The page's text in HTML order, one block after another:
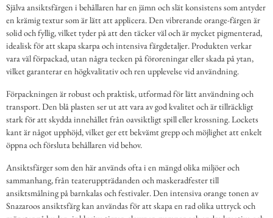
Själva ansiktsfärgen i behållaren har en jämn och slät konsistens som antyder
en krämig textur som är lätt att applicera. Den vibrerande orange-färgen är
solid och fyllig, vilket tyder på att den täcker väl och är mycket pigmenterad,
idealisk för att skapa skarpa och intensiva färgdetaljer. Produkten verkar
vara väl förpackad, utan några tecken på föroreningar eller skada på ytan,
vilket garanterar en högkvalitativ och ren upplevelse vid användning.
Förpackningen är robust och praktisk, utformad för lätt användning och
transport. Den blå plasten ser ut att vara av god kvalitet och är tillräckligt
stark för att skydda innehållet från oavsiktligt spill eller krossning. Lockets
kant är något upphöjd, vilket ger ett bekvämt grepp och möjlighet att enkelt
öppna och försluta behållaren vid behov.
Ansiktsfärger som den här används ofta i en mängd olika miljöer och
sammanhang, från teateruppträdanden och maskeradfester till
ansiktsmålning på barnkalas och festivaler. Den intensiva orange tonen av
Snazaroos ansiktsfärg kan användas för att skapa en rad olika uttryck och